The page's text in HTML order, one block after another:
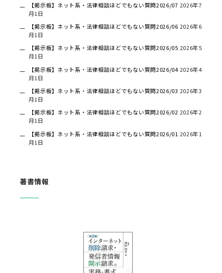
【掲示板】ネット系・法律相談ほどでもない質問2026/07 2026年7
月1日
【掲示板】ネット系・法律相談ほどでもない質問2026/06 2026年6
月1日
【掲示板】ネット系・法律相談ほどでもない質問2026/05 2026年5
月1日
【掲示板】ネット系・法律相談ほどでもない質問2026/04 2026年4
月1日
【掲示板】ネット系・法律相談ほどでもない質問2026/03 2026年3
月1日
【掲示板】ネット系・法律相談ほどでもない質問2026/02 2026年2
月1日
【掲示板】ネット系・法律相談ほどでもない質問2026/01 2026年1
月1日
著書情報